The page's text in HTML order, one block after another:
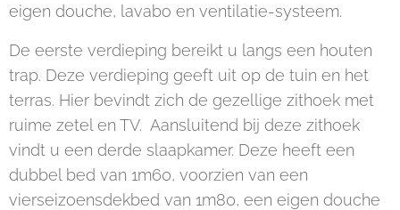
eigen douche, lavabo en ventilatie-systeem.
De eerste verdieping bereikt u langs een houten
trap. Deze verdieping geeft uit op de tuin en het
terras. Hier bevindt zich de gezellige zithoek met
ruime zetel en TV. Aansluitend bij deze zithoek
vindt u een derde slaapkamer. Deze heeft een
dubbel bed van 1m60, voorzien van een
vierseizoensdekbed van 1m80, een eigen douche